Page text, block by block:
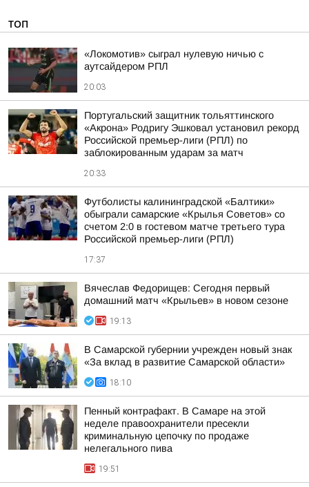
ТОП
«Локомотив» сыграл нулевую ничью с
аутсайдером РПЛ
20:03
Португальский защитник тольяттинского
«Акрона» Родригу Эшковал установил рекорд
Российской премьер-лиги (РПЛ) по
заблокированным ударам за матч
20:33
Футболисты калининградской «Балтики»
обыграли самарские «Крылья Советов» со
счетом 2:0 в гостевом матче третьего тура
Российской премьер-лиги (РПЛ)
17:37
Вячеслав Федорищев: Сегодня первый
домашний матч «Крыльев» в новом сезоне
19:13
В Самарской губернии учрежден новый знак
«За вклад в развитие Самарской области»
18:10
Пенный контрафакт. В Самаре на этой
неделе правоохранители пресекли
криминальную цепочку по продаже
нелегального пива
19:51